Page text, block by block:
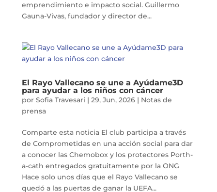
emprendimiento e impacto social. Guillermo
Gauna-Vivas, fundador y director de...
El Rayo Vallecano se une a Ayúdame3D
para ayudar a los niños con cáncer
por Sofia Travesari | 29, Jun, 2026| Notas de
prensa
Comparte esta noticia El club participa a través
de Comprometidas en una acción social para dar
a conocer las Chemobox y los protectores Porth-
a-cath entregados gratuitamente por la ONG
Hace solo unos días que el Rayo Vallecano se
quedó a las puertas de ganar la UEFA...